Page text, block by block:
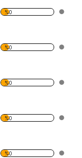
%0
%0
%0
%0
%0